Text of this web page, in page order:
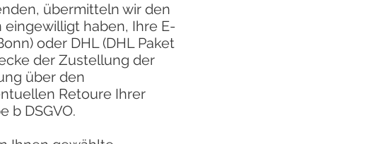
übermitteln wir den
haben, Ihre E-
oder DHL (DHL Paket
der Zustellung der
über den
Retoure Ihrer
b DSGVO.